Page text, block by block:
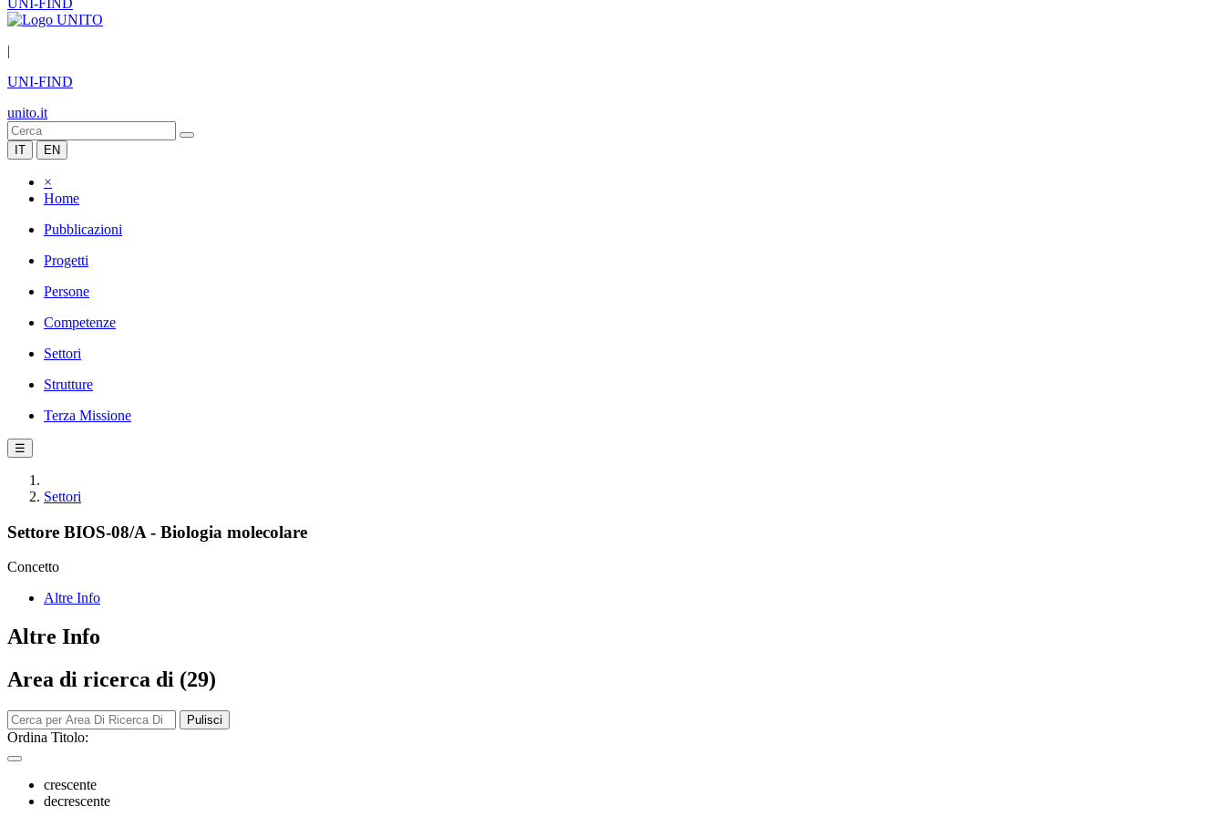
UNI-FIND
|
UNI-FIND
unito.it
IT EN
×
Home
Pubblicazioni
Progetti
Persone
Competenze
Settori
Strutture
Terza Missione
☰
Settori
Settore BIOS-08/A - Biologia molecolare
Concetto
Altre Info
Altre Info
Area di ricerca di (29)
Pulisci
Ordina Titolo:
crescente
decrescente